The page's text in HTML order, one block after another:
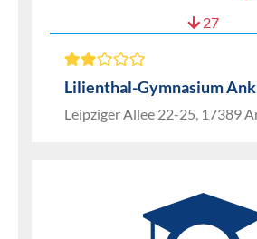
27
Lilienthal-Gymnasium
Leipziger Allee 22-25, 17389